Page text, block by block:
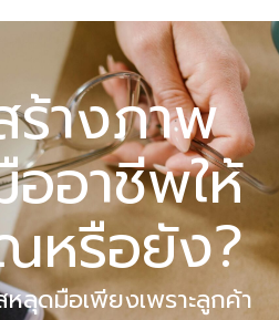
างภาพ
อาชีพให้
หรือยัง?
ลุดมือเพียงเพราะลูกค้า